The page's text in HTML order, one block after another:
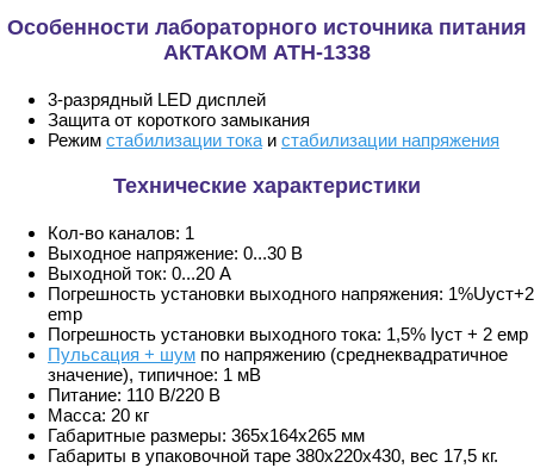
Особенности лабораторного источника питания
АКТАКОМ АТН-1338
3-разрядный LED дисплей
Защита от короткого замыкания
Режим стабилизации тока и стабилизации напряжения
Технические характеристики
Кол-во каналов: 1
Выходное напряжение: 0...30 В
Выходной ток: 0...20 А
Погрешность установки выходного напряжения: 1%Uуст+2
emp
Погрешность установки выходного тока: 1,5% Iуст + 2 емр
Пульсация + шум по напряжению (среднеквадратичное
значение), типичное: 1 мВ
Питание: 110 В/220 В
Масса: 20 кг
Габаритные размеры: 365х164х265 мм
Габариты в упаковочной таре 380х220х430, вес 17,5 кг.